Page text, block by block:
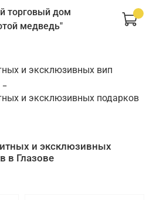
торговый дом
медведь"
и эксклюзивных вип
и эксклюзивных подарков
и эксклюзивных
в Глазове